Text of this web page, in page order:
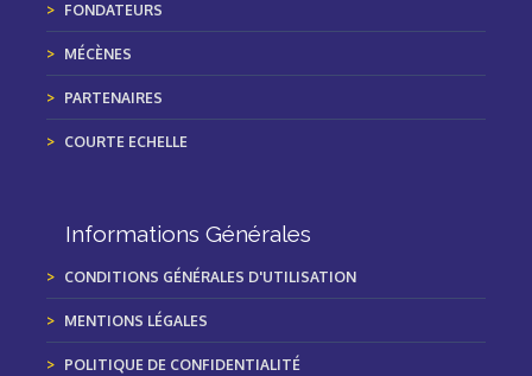
FONDATEURS
MÉCÈNES
PARTENAIRES
COURTE ECHELLE
Informations Générales
CONDITIONS GÉNÉRALES D'UTILISATION
MENTIONS LÉGALES
POLITIQUE DE CONFIDENTIALITÉ